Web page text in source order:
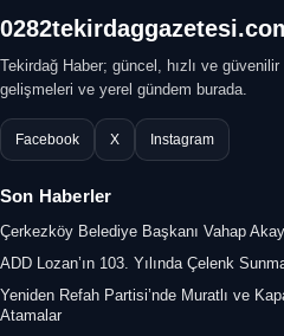
Tekirdağ Haber; güncel, hızlı ve
gelişmeleri ve yerel gündem burada.
Facebook X Instagram
Son Haberler
Çerkezköy Belediye Başkanı Vahap
ADD Lozan’ın 103. Yılında Çelenk
Yeniden Refah Partisi’nde Muratlı ve
Atamalar